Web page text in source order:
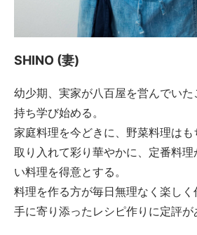
SHINO (妻)
幼少期、実家が八百屋を営んでい
持ち学び始める。
家庭料理を今どきに、野菜料理は
取り入れて彩り華やかに、定番料
い料理を得意とする。
料理を作る方が毎日無理なく楽しく
手に寄り添ったレシピ作りに定評が